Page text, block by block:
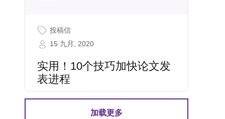
投稿信
15 九月, 2020
实用！10个技巧加快论文发
表进程
加载更多